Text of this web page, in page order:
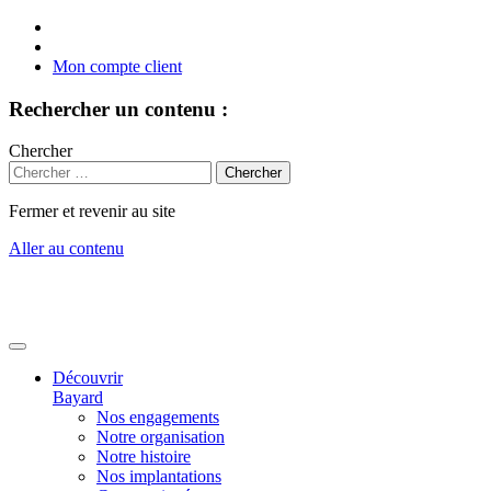
Mon compte client
Rechercher un contenu :
Chercher
Fermer et revenir au site
Aller au contenu
Découvrir
Bayard
Nos engagements
Notre organisation
Notre histoire
Nos implantations